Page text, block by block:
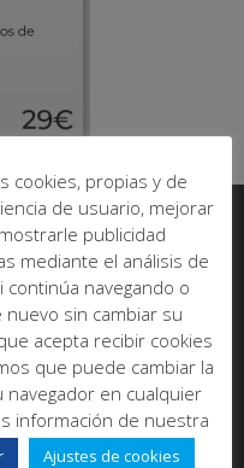
Software SL
cookies, propias y de
de usuario, mejorar
publicidad
mediante el análisis de
continúa navegando o
sin cambiar su
acepta recibir cookies
que puede cambiar la
navegador en cualquier
información de nuestra
Ajustes de cookies